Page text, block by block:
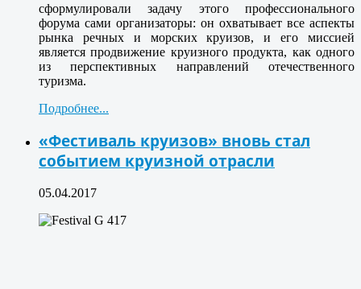
сформулировали задачу этого профессионального
форума сами организаторы: он охватывает все аспекты
рынка речных и морских круизов, и его миссией
является продвижение круизного продукта, как одного
из перспективных направлений отечественного
туризма.
Подробнее...
«Фестиваль круизов» вновь стал
событием круизной отрасли
05.04.2017